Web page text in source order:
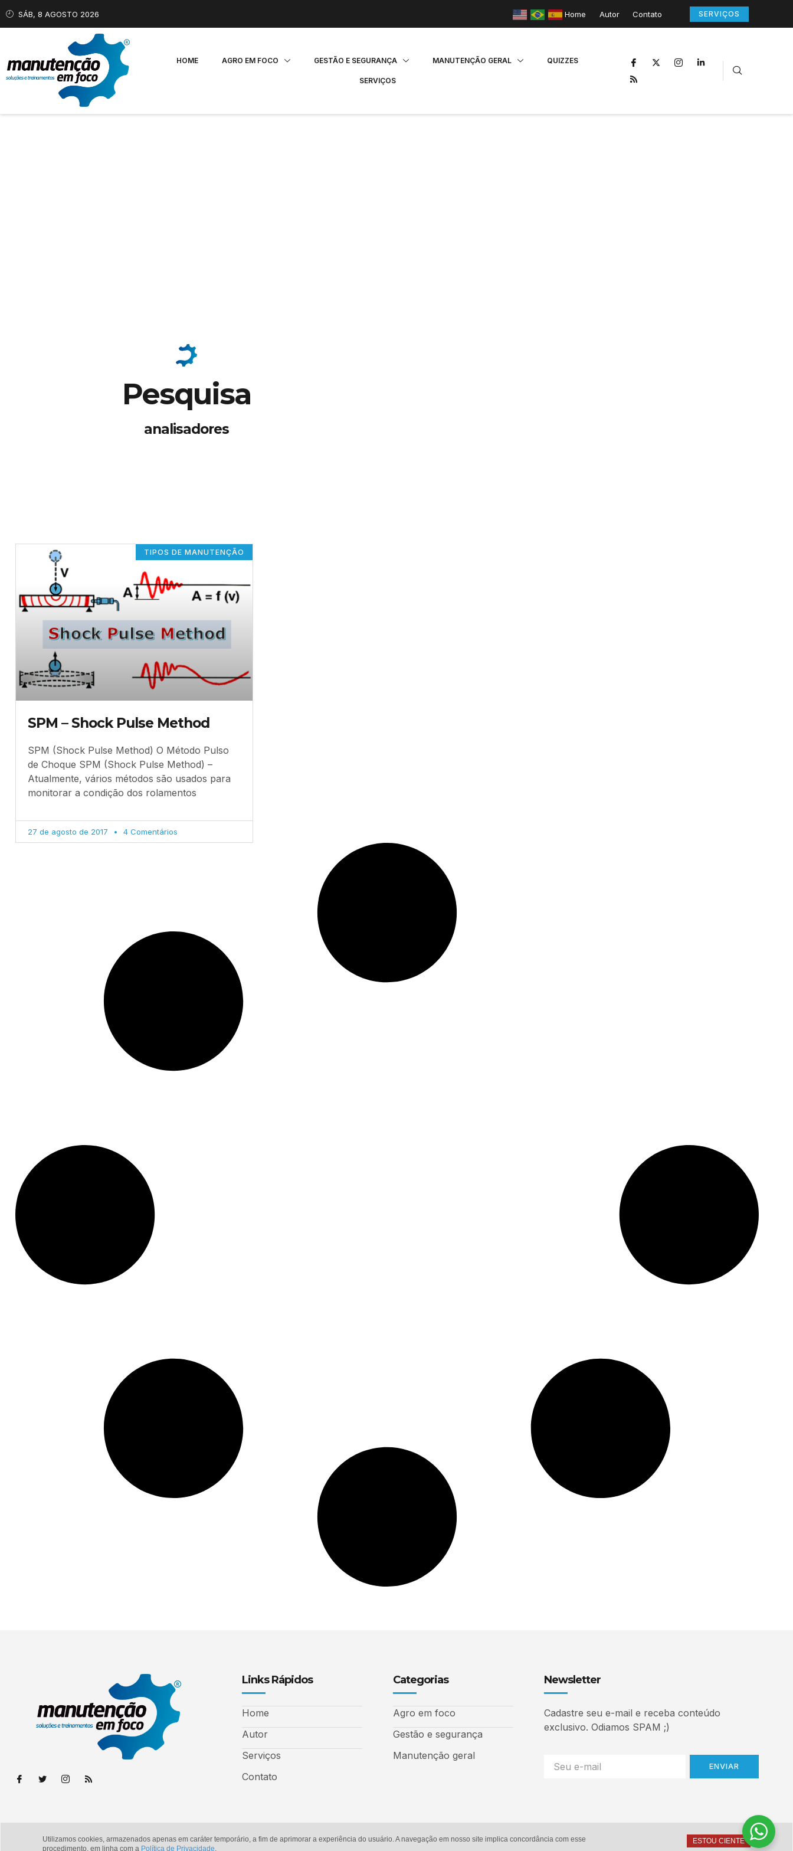
SÁB, 8 AGOSTO 2026 Home Autor Contato SERVIÇOS
HOME AGRO EM FOCO GESTÃO E SEGURANÇA MANUTENÇÃO GERAL QUIZZES
SERVIÇOS
Pesquisa
analisadores
TIPOS DE MANUTENÇÃO
SPM – Shock Pulse Method
SPM (Shock Pulse Method) O Método Pulso
de Choque SPM (Shock Pulse Method) –
Atualmente, vários métodos são usados para
monitorar a condição dos rolamentos
27 de agosto de 2017 4 Comentários
Links Rápidos
Home
Autor
Serviços
Contato
Categorias
Agro em foco
Gestão e segurança
Manutenção geral
Newsletter
Cadastre seu e-mail e receba conteúdo
exclusivo. Odiamos SPAM ;)
ENVIAR
© Copyright 2026 - Manutenção em Foco Serviços Contato
Utilizamos cookies, armazenados apenas em caráter temporário, a fim de aprimorar a experiência do usuário. A navegação em nosso site implica concordância com esse
procedimento, em linha com a Política de Privacidade.
ESTOU CIENTE